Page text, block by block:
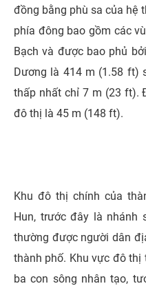
đồng bằng phù sa của hệ
phía đông bao gồm các
Bạch và được bao phủ
Dương là 414 m (1.58 ft)
thấp nhất chỉ 7 m (23 ft).
đô thị là 45 m (148 ft).
Khu đô thị chính của
Hun, trước đây là nhánh
thường được người dân
thành phố. Khu vực đô
ba con sông nhân tạo,